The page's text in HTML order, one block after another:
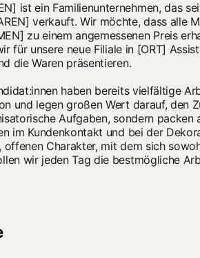
ist ein Familienunternehmen, das
verkauft. Wir möchte, dass alle
zu einem angemessenen Preis
für unsere neue Filiale in [ORT]
die Waren präsentieren.
haben bereits vielfältige
und legen großen Wert darauf, den
Aufgaben, sondern
im Kundenkontakt und bei der
offenen Charakter, mit dem sich
wir jeden Tag die bestmögliche